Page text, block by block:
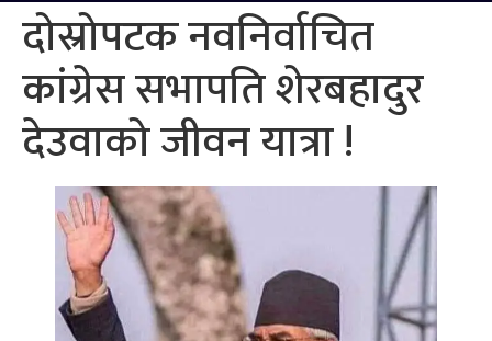
दोस्रोपटक नवनिर्वाचित
कांग्रेस सभापति शेरबहादुर
देउवाको जीवन यात्रा !